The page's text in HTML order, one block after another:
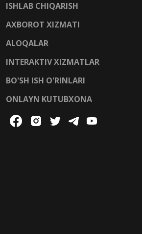
ISHLAB CHIQARISH
AXBOROT XIZMATI
ALOQALAR
INTERAKTIV XIZMATLAR
BO'SH ISH O'RINLARI
ONLAYN KUTUBXONA